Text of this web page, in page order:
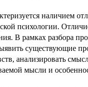
наличием
психологии.
В рамках разбора
существующие
анализировать
мысли и